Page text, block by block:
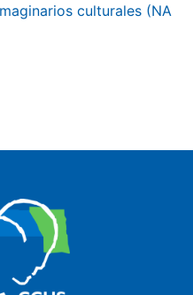
culturales (NA